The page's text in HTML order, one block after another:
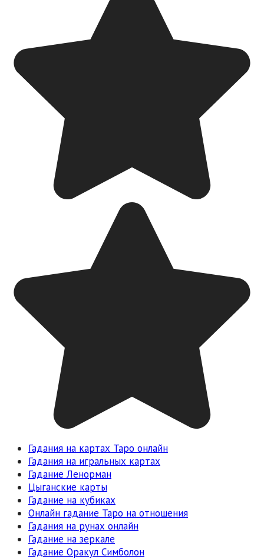
Гадания на картах Таро онлайн
Гадания на игральных картах
Гадание Ленорман
Цыганские карты
Гадание на кубиках
Онлайн гадание Таро на отношения
Гадания на рунах онлайн
Гадание на зеркале
Гадание Оракул Симболон